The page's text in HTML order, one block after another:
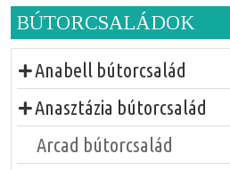
BÚTORCSALÁDOK
Anabell bútorcsalád
Anasztázia bútorcsalád
Arcad bútorcsalád